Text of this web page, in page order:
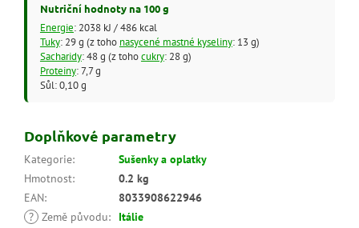
Nutriční hodnoty na 100 g
Energie: 2038 kJ / 486 kcal
Tuky: 29 g (z toho nasycené mastné kyseliny: 13 g)
Sacharidy: 48 g (z tohocukry: 28 g)
Proteiny: 7,7 g
Sůl: 0,10 g
Doplňkové parametry
Kategorie:
Sušenky a oplatky
Hmotnost:
0.2 kg
EAN:
8033908622946
? Země původu:
Itálie